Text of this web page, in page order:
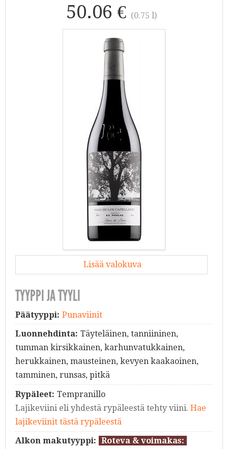
50.06 € (0.75 l)
Lisää valokuva
TYYPPI JA TYYLI
Päätyyppi: Punaviinit
Luonnehdinta: Täyteläinen, tanniininen,
tumman kirsikkainen, karhunvatukkainen,
herukkainen, mausteinen, kevyen kaakaoinen,
tamminen, runsas, pitkä
Rypäleet: Tempranillo
Lajikeviini eli yhdestä rypäleestä tehty viini. Hae
lajikeviinit tästä rypäleestä
Alkon makutyyppi: Roteva & voimakas: